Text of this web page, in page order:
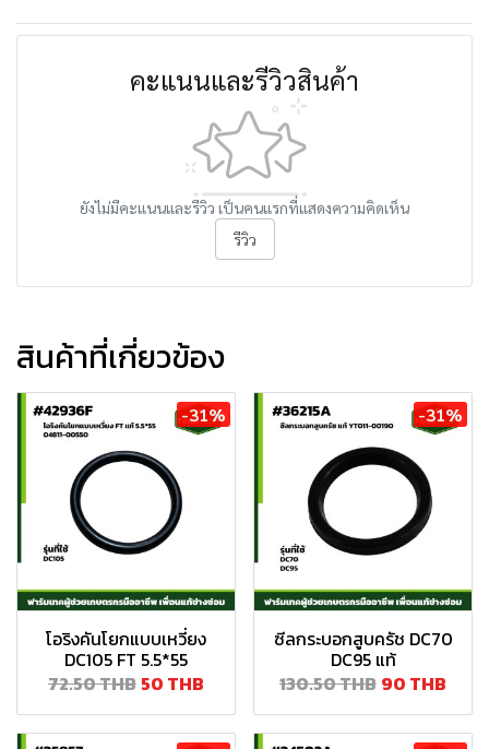
คะแนนและรีวิวสินค้า
ยังไม่มีคะแนนและรีวิว เป็นคนแรกที่แสดงความคิดเห็น
รีวิว
สินค้าที่เกี่ยวข้อง
-31%
โอริงคันโยกแบบเหวี่ยง
DC105 FT 5.5*55
72.50 THB 50 THB
-31%
ซีลกระบอกสูบครัช DC70
DC95 แท้
130.50 THB 90 THB